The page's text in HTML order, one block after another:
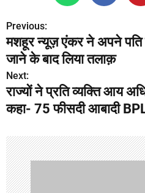
P
o
s
t
a
v
Previous:
मशहूर न्यूज़ एंकर ने अपने पति
जाने के बाद लिया तलाक़
Next:
राज्यों ने प्रति व्यक्ति आय
कहा- 75 फीसदी आबादी